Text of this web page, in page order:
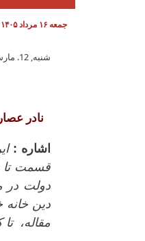
جمعه ۱۶ مرداد ۱۴۰۵
لائیک
شنبه, 12. مارس 2022 - 08:52
نادر
اشاره :
قسمت تا
مقاله،